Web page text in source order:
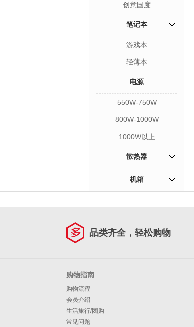
创意国度
笔记本
游戏本
轻薄本
电源
550W-750W
800W-1000W
1000W以上
散热器
机箱
品类齐全，轻松购物
购物指南
购物流程
会员介绍
生活旅行/团购
常见问题